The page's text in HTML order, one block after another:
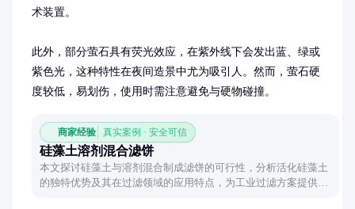
术装置。
此外，部分萤石具有荧光效应，在紫外线下会发出蓝、绿或
紫色光，这种特性在夜间造景中尤为吸引人。然而，萤石硬
度较低，易划伤，使用时需注意避免与硬物碰撞。
商家经验 真实案例 · 安全可信
硅藻土溶剂混合滤饼
本文探讨硅藻土与溶剂混合制成滤饼的可行性，分析活化硅藻土
的独特优势及其在过滤领域的应用特点，为工业过滤方案提供实